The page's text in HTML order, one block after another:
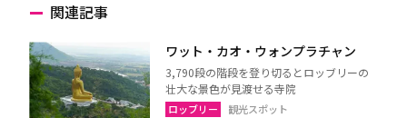
関連記事
ワット・カオ・ウォンプラチャン
3,790段の階段を登り切るとロッブリーの
壮大な景色が見渡せる寺院
ロッブリー 観光スポット